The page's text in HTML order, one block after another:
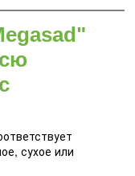
сухое или